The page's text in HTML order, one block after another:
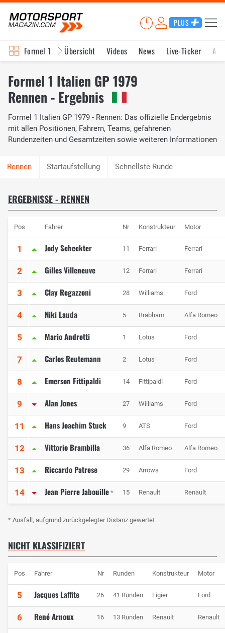
PLUS
Formel 1 Übersicht Videos News Live-Ticker
Formel 1 Italien GP 1979
Rennen - Ergebnis
Formel 1 Italien GP 1979 - Rennen: Das offizielle Endergebnis
mit allen Positionen, Fahrern, Teams, gefahrenen
Rundenzeiten und Gesamtzeiten sowie weiteren Informationen
Startaufstellung Schnellste Runde
ERGEBNISSE - RENNEN
Pos Fahrer Nr Konstrukteur Motor
1 Jody Scheckter 11 Ferrari Ferrari
2 Gilles Villeneuve 12 Ferrari Ferrari
3 Clay Regazzoni 28 Williams Ford
4 Niki Lauda 5 Brabham Alfa Romeo
5 Mario Andretti 1 Lotus Ford
7 Carlos Reutemann 2 Lotus Ford
8 Emerson Fittipaldi 14 Fittipaldi Ford
9 Alan Jones 27 Williams Ford
11 Hans Joachim Stuck 9 ATS Ford
12 Vittorio Brambilla 36 Alfa Romeo Alfa Romeo
13 Riccardo Patrese 29 Arrows Ford
14 Jean Pierre Jabouille * 15 Renault Renault
* Ausfall, aufgrund zurückgelegter Distanz gewertet
NICHT KLASSIFIZIERT
Pos Fahrer Nr Runden Konstrukteur Motor
5 Jacques Laffite 26 41 Runden Ligier Ford
6 René Arnoux 16 13 Runden Renault Renault